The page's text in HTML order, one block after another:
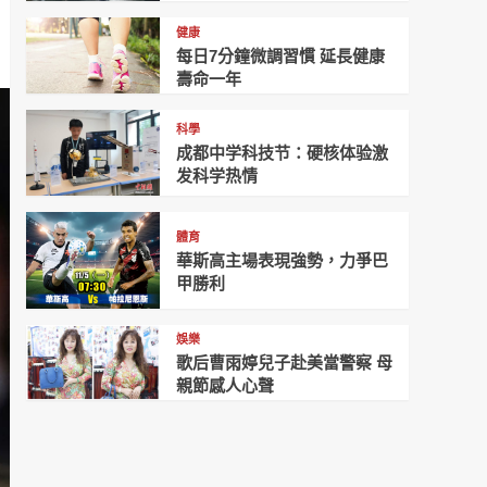
健康
每日7分鐘微調習慣 延長健康
壽命一年
科學
成都中学科技节：硬核体验激
发科学热情
體育
華斯高主場表現強勢，力爭巴
甲勝利
娛樂
歌后曹雨婷兒子赴美當警察 母
親節感人心聲